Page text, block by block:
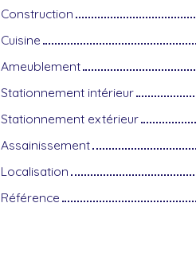
Construction
Cuisine
Ameublement
Stationnement intérieur
Stationnement extérieur
Assainissement
Localisation
Référence